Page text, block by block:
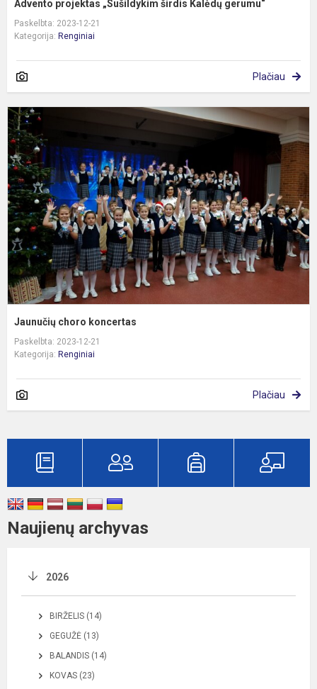
Advento projektas „Sušildykim širdis Kalėdų gerumu“
Paskelbta: 2023-12-21
Kategorija: Renginiai
Plačiau
Jaunučių choro koncertas
Paskelbta: 2023-12-21
Kategorija: Renginiai
Plačiau
Naujienų archyvas
2026
BIRŽELIS (14)
GEGUŽĖ (13)
BALANDIS (14)
KOVAS (23)